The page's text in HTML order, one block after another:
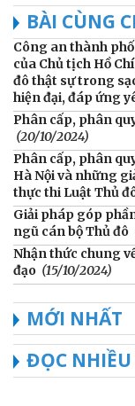
BÀI CÙNG
Công an thành
của Chủ tịch Hồ
đô thật sự trong
hiện đại, đáp ứng
Phân cấp, phân
(20/10/2024)
Phân cấp, phân
Hà Nội và những
thực thi Luật Thủ
Giải pháp góp
ngũ cán bộ Thủ đô
Nhận thức chung
đạo (15/10/2024)
MỚI NHẤT
ĐỌC